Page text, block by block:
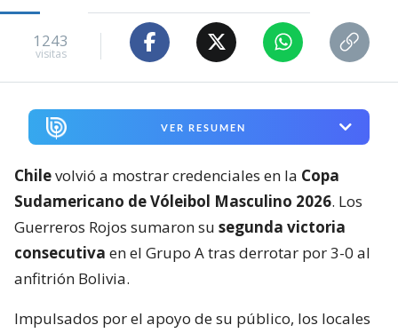
1243
visitas
VER RESUMEN
Chilevolvió a mostrar credenciales en la Copa
Sudamericano de Vóleibol Masculino 2026. Los
Guerreros Rojos sumaron su segunda victoria
consecutiva en el Grupo A tras derrotar por 3-0 al
anfitrión Bolivia.
Impulsados por el apoyo de su público, los locales